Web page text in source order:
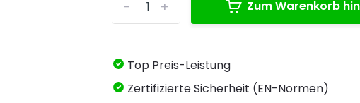
+
- Zum Warenkorb
Top Preis-Leistung
Zertifizierte Sicherheit (EN-Normen)